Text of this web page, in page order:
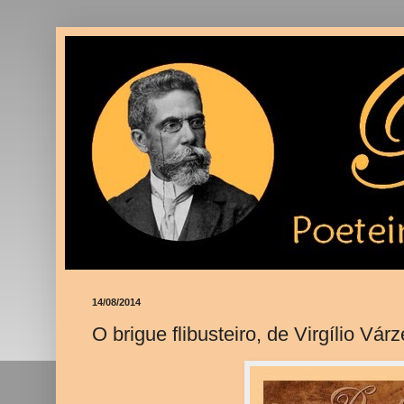
14/08/2014
O brigue flibusteiro, de Virgílio